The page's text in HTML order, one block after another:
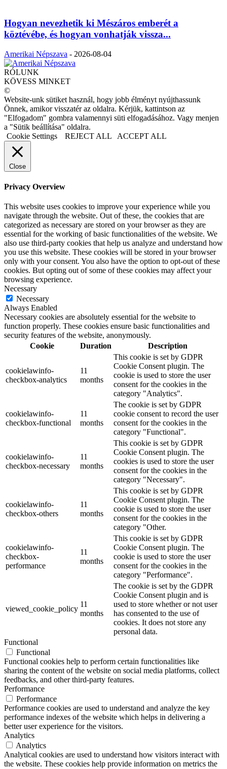
Hogyan nevezhetik ki Mészáros emberét a
köztévébe, és hogyan vonhatják vissza...
Amerikai Népszava - 2026-08-04
RÓLUNK
KÖVESS MINKET
©
Website-unk sütiket használ, hogy jobb élményt nyújthassunk
Önnek, amikor visszatér az oldalra. Kérjük, kattintson az
"Elfogadom" gombra valamennyi süti elfogadásához. Vagy menjen
a "Sütik beállítása" oldalra.
Cookie Settings
REJECT ALL ACCEPT ALL
Close
Privacy Overview
This website uses cookies to improve your experience while you
navigate through the website. Out of these, the cookies that are
categorized as necessary are stored on your browser as they are
essential for the working of basic functionalities of the website. We
also use third-party cookies that help us analyze and understand how
you use this website. These cookies will be stored in your browser
only with your consent. You also have the option to opt-out of these
cookies. But opting out of some of these cookies may affect your
browsing experience.
Necessary
Necessary
Always Enabled
Necessary cookies are absolutely essential for the website to
function properly. These cookies ensure basic functionalities and
security features of the website, anonymously.
Cookie
Duration Description
cookielawinfo-
checkbox-analytics
11
months
This cookie is set by GDPR
Cookie Consent plugin. The
cookie is used to store the user
consent for the cookies in the
category "Analytics".
cookielawinfo-
checkbox-functional
11
months
The cookie is set by GDPR
cookie consent to record the user
consent for the cookies in the
category "Functional".
cookielawinfo-
checkbox-necessary
11
months
This cookie is set by GDPR
Cookie Consent plugin. The
cookies is used to store the user
consent for the cookies in the
category "Necessary".
cookielawinfo-
checkbox-others
11
months
This cookie is set by GDPR
Cookie Consent plugin. The
cookie is used to store the user
consent for the cookies in the
category "Other.
cookielawinfo-
checkbox-
performance
11
months
This cookie is set by GDPR
Cookie Consent plugin. The
cookie is used to store the user
consent for the cookies in the
category "Performance".
viewed_cookie_policy
11
months
The cookie is set by the GDPR
Cookie Consent plugin and is
used to store whether or not user
has consented to the use of
cookies. It does not store any
personal data.
Functional
Functional
Functional cookies help to perform certain functionalities like
sharing the content of the website on social media platforms, collect
feedbacks, and other third-party features.
Performance
Performance
Performance cookies are used to understand and analyze the key
performance indexes of the website which helps in delivering a
better user experience for the visitors.
Analytics
Analytics
Analytical cookies are used to understand how visitors interact with
the website. These cookies help provide information on metrics the